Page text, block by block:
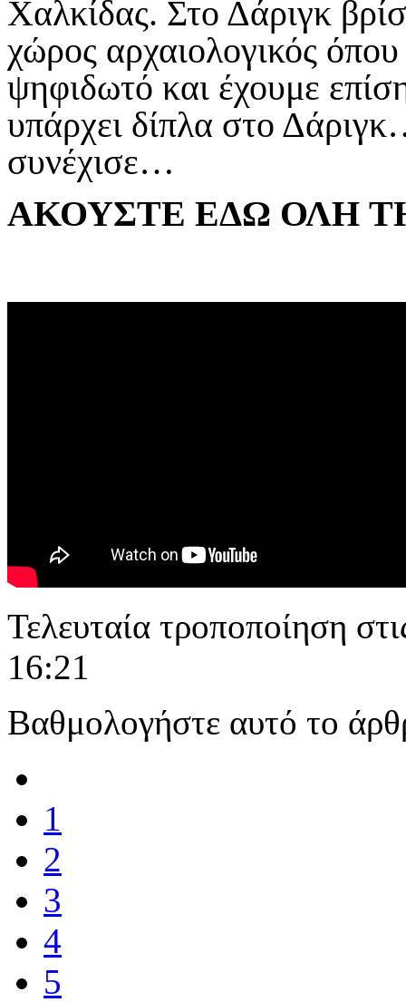
Χαλκίδας. Στο Δάριγκ
χώρος αρχαιολογικός όπου
ψηφιδωτό και έχουμε
υπάρχει δίπλα στο
συνέχισε…
ΑΚΟΥΣΤΕ ΕΔΩ ΟΛΗ
Τελευταία τροποποίηση
16:21
Βαθμολογήστε αυτό το
1
2
3
4
5